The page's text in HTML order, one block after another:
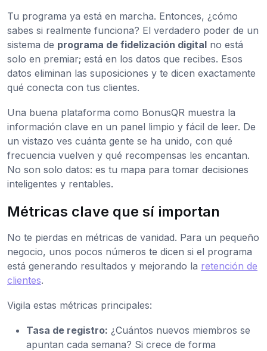
Tu programa ya está en marcha. Entonces, ¿cómo
sabes si realmente funciona? El verdadero poder de un
sistema de programa de fidelización digital no está
solo en premiar; está en los datos que recibes. Esos
datos eliminan las suposiciones y te dicen exactamente
qué conecta con tus clientes.
Una buena plataforma como BonusQR muestra la
información clave en un panel limpio y fácil de leer. De
un vistazo ves cuánta gente se ha unido, con qué
frecuencia vuelven y qué recompensas les encantan.
No son solo datos: es tu mapa para tomar decisiones
inteligentes y rentables.
Métricas clave que sí importan
No te pierdas en métricas de vanidad. Para un pequeño
negocio, unos pocos números te dicen si el programa
está generando resultados y mejorando la retención de
clientes.
Vigila estas métricas principales:
Tasa de registro: ¿Cuántos nuevos miembros se
apuntan cada semana? Si crece de forma